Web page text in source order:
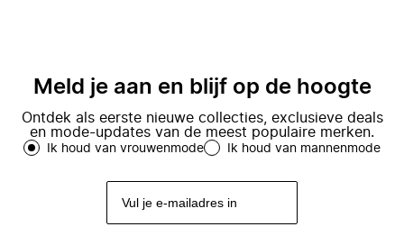
Meld je aan en blijf op de hoogte
Ontdek als eerste nieuwe collecties, exclusieve deals
en mode-updates van de meest populaire merken.
Ik houd van vrouwenmode Ik houd van mannenmode